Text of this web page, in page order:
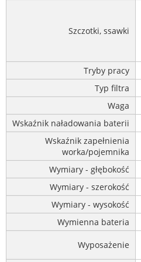
Szczotki, ssawki
Tryby pracy
Typ filtra
Waga
Wskaźnik naładowania baterii
Wskaźnik zapełnienia
worka/pojemnika
Wymiary - głębokość
Wymiary - szerokość
Wymiary - wysokość
Wymienna bateria
Wyposażenie